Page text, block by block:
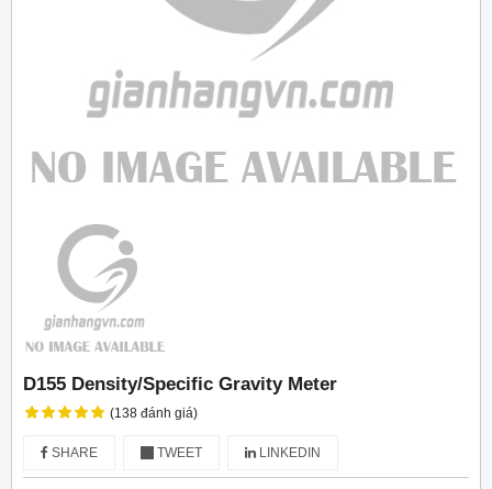
D155 Density/Specific Gravity Meter
(138 đánh giá)
SHARE TWEET LINKEDIN